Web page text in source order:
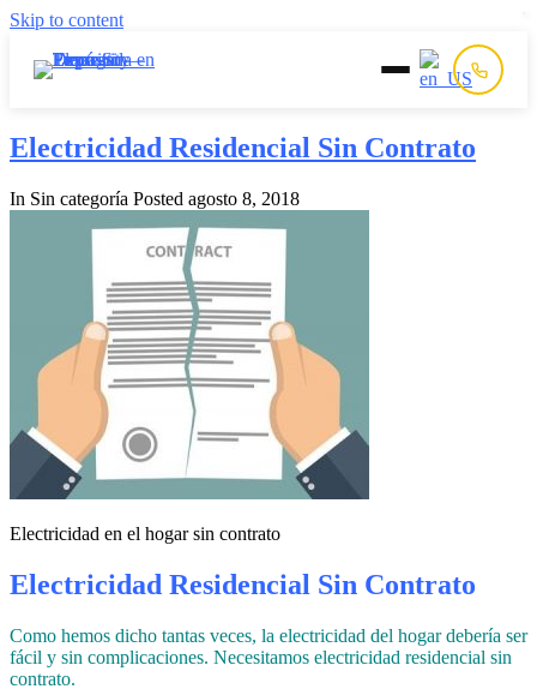
Skip to content
Inicio
Prepago
Quiénes Somos
Contacto
Electricidad Residencial Sin Contrato
In Sin categoría Posted agosto 8, 2018
Electricidad en el hogar sin contrato
Electricidad Residencial Sin Contrato
Como hemos dicho tantas veces, la electricidad del hogar debería ser
fácil y sin complicaciones. Necesitamos electricidad residencial sin
contrato.